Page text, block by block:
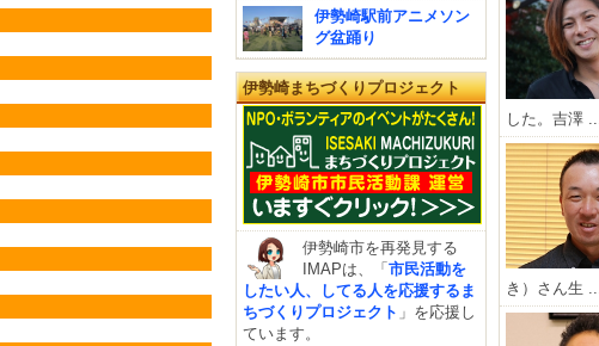
した。吉澤 ...
き）さん生 ...
伊勢崎駅前アニメソン
グ盆踊り
伊勢崎まちづくりプロジェクト
伊勢崎市を再発見する
IMAPは、「市民活動を
したい人、してる人を応援するま
ちづくりプロジェクト 」を応援し
ています。